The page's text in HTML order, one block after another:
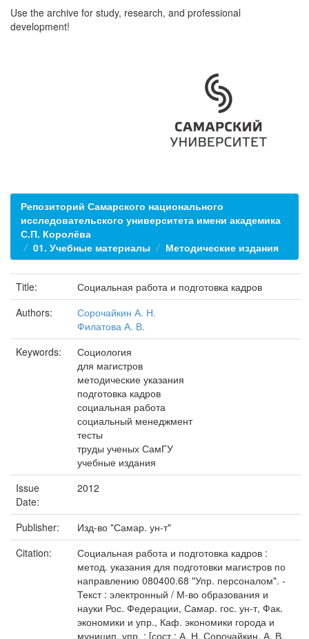
Use the archive for study, research, and professional
development!
Репозиторий Самарского национального
исследовательского университета имени академика
С.П. Королёва
01. Учебные материалы
Методические издания
Title:
Социальная работа и подготовка кадров
Authors:
Сорочайкин А. Н.
Филатова А. В.
Keywords:
Социология
для магистров
методические указания
подготовка кадров
социальная работа
социальный менеджмент
тесты
труды ученых СамГУ
учебные издания
Issue
Date:
2012
Publisher:
Изд-во "Самар. ун-т"
Citation:
Социальная работа и подготовка кадров :
метод. указания для подготовки магистров по
направлению 080400.68 "Упр. персоналом". -
Текст : электронный / М-во образования и
науки Рос. Федерации, Самар. гос. ун-т, Фак.
экономики и упр., Каф. экономики города и
муницип. упр. ; [сост.: А. Н. Сорочайкин, А. В.